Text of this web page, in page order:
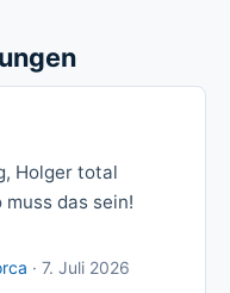
Holger total
das sein!
· 7. Juli 2026